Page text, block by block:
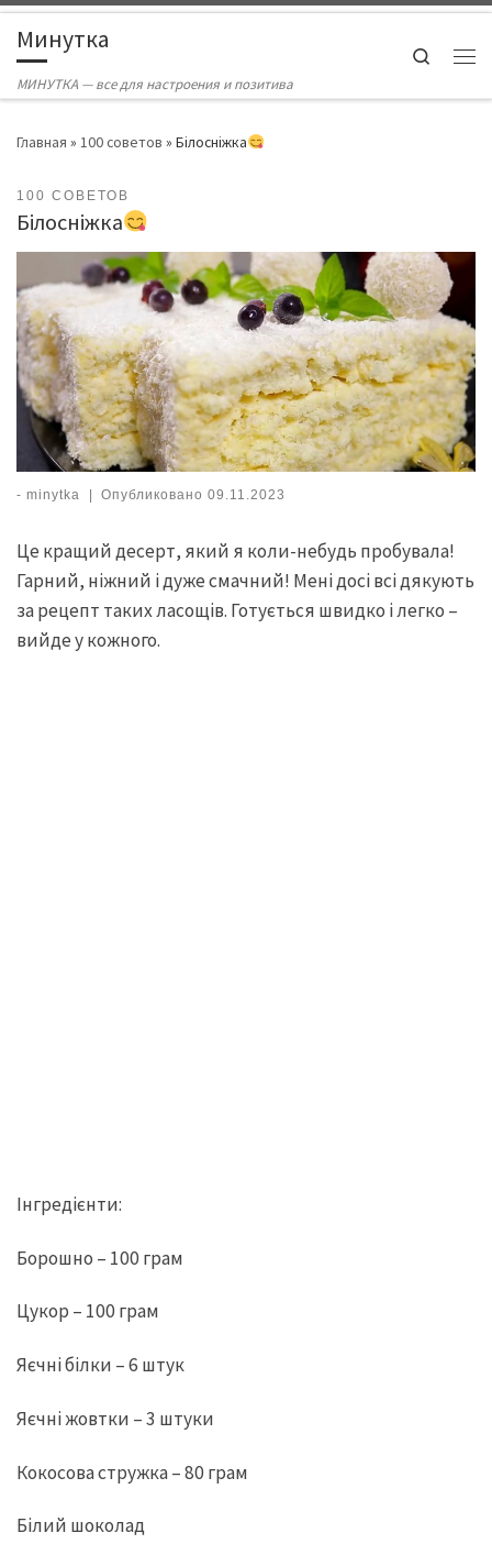
Skip to content
Минутка
МИНУТКА — все для настроения и позитива
Search
Главная » 100 советов » Білосніжка
100 СОВЕТОВ
Білосніжка
- minytka Опубликовано09.11.2023
Це кращий десерт, який я коли-небудь пробувала!
Гарний, ніжний і дуже смачний! Мені досі всі дякують
за рецепт таких ласощів. Готується швидко і легко –
вийде у кожного.
Інгредієнти:
Борошно – 100 грам
Цукор – 100 грам
Яєчні білки – 6 штук
Яєчні жовтки – 3 штуки
Кокосова стружка – 80 грам
Білий шоколад